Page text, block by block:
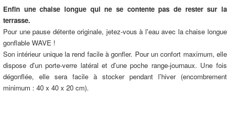
Enfin une chaise longue qui ne se contente pas de rester sur la
terrasse.
Pour une pause détente originale, jetez-vous à l'eau avec la chaise longue
gonflable WAVE !
Son intérieur unique la rend facile à gonfler. Pour un confort maximum, elle
dispose d'un porte-verre latéral et d'une poche range-journaux. Une fois
dégonflée, elle sera facile à stocker pendant l'hiver (encombrement
minimum : 40 x 40 x 20 cm).